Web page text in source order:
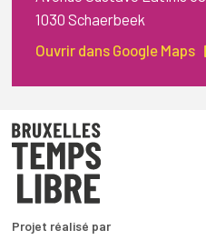
1030 Schaerbeek
Ouvrir dans Google Maps
Projet réalisé par